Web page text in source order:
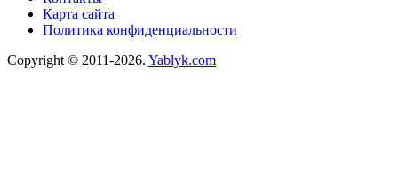
Карта сайта
Политика конфиденциальности
Copyright © 2011-2026. Yablyk.сom